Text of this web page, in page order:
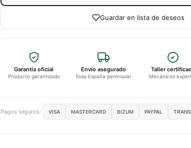
Guardar en lista de deseos
Garantía oficial
Producto garantizado
Envío asegurado
Toda España peninsular
Taller
Mecánicos
Pagos seguros: VISA MASTERCARD BIZUM PAYPAL